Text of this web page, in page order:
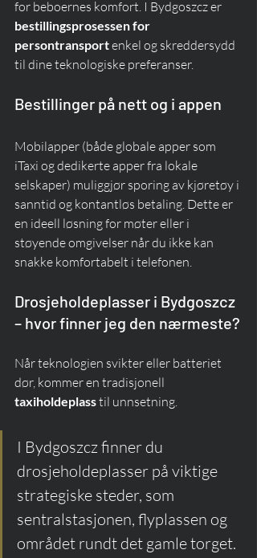
for beboernes komfort. I Bydgoszcz er
bestillingsprosessen for
persontransport enkel og skreddersydd
til dine teknologiske preferanser.
Bestillinger på nett og i appen
Mobilapper (både globale apper som
iTaxi og dedikerte apper fra lokale
selskaper) muliggjør sporing av kjøretøy i
sanntid og kontantløs betaling. Dette er
en ideell løsning for møter eller i
støyende omgivelser når du ikke kan
snakke komfortabelt i telefonen.
Drosjeholdeplasser i Bydgoszcz
– hvor finner jeg den nærmeste?
Når teknologien svikter eller batteriet
dør, kommer en tradisjonell
taxiholdeplass til unnsetning.
I Bydgoszcz finner du
drosjeholdeplasser på viktige
strategiske steder, som
sentralstasjonen, flyplassen og
området rundt det gamle torget.